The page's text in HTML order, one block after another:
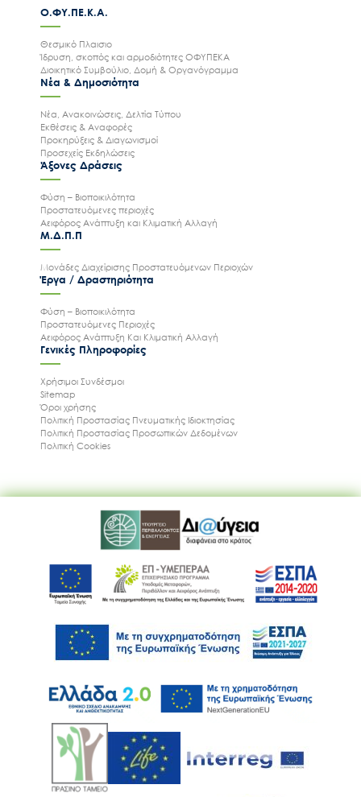
Ακολουθήστε μας
Ο.ΦΥ.ΠΕ.Κ.Α.
Θεσμικό Πλαισιο
Ίδρυση, σκοπός και αρμοδιότητες ΟΦΥΠΕΚΑ
Διοικητικό Συμβούλιο, Δομή & Οργανόγραμμα
Νέα & Δημοσιότητα
Νέα, Ανακοινώσεις, Δελτία Τύπου
Εκθέσεις & Αναφορές
Προκηρύξεις & Διαγωνισμοί
Προσεχείς Εκδηλώσεις
Άξονες Δράσεις
Φύση – Βιοποικιλότητα
Προστατευόμενες περιοχές
Αειφόρος Ανάπτυξη και Κλιματική Αλλαγή
Μ.Δ.Π.Π
Μονάδες Διαχείρισης Προστατευόμενων Περιοχών
Έργα / Δραστηριότητα
Φύση – Βιοποικιλότητα
Προστατευόμενες Περιοχές
Αειφόρος Ανάπτυξη Και Κλιματική Αλλαγή
Γενικές Πληροφορίες
Χρήσιμοι Συνδέσμοι
Sitemap
Όροι χρήσης
Πολιτική Προστασίας Πνευματικής Ιδιοκτησίας
Πολιτική Προστασίας Προσωπικών Δεδομένων
Πολιτική Cookies